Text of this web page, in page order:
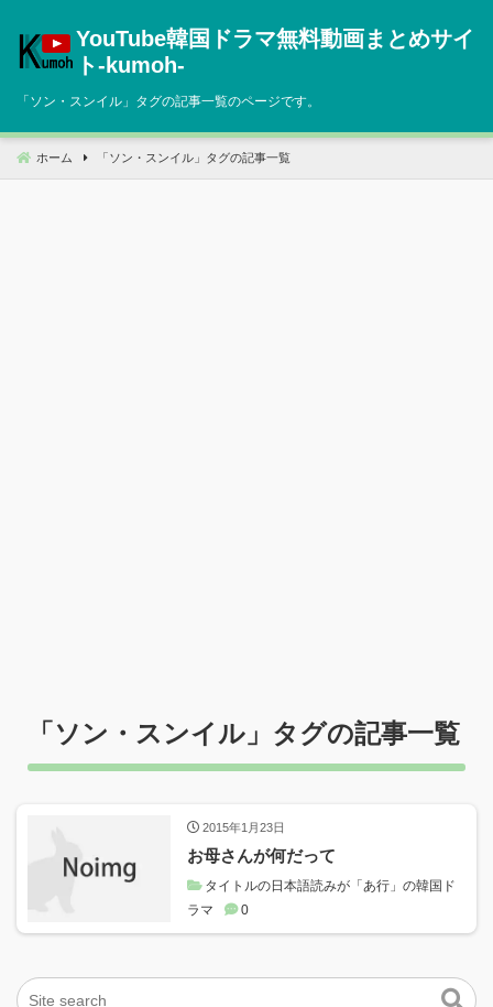
へ
動
YouTube韓国ドラマ無料動画まとめサイ
ト‐kumoh‐
「ソン・スンイル 」タグの記事一覧のページです。
ホーム 「 ソン・スンイル 」タグの記事一覧
「ソン・スンイル 」タグの記事一覧
2015年1月23日
お母さんが何だって
タイトルの日本語読みが「あ行」の韓国ド
ラマ
0